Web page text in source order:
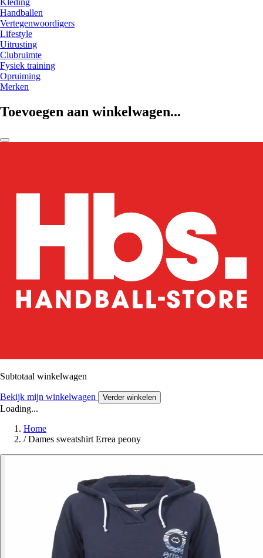
Kleding
Handballen
Vertegenwoordigers
Lifestyle
Uitrusting
Clubruimte
Fysiek training
Opruiming
Merken
Toevoegen aan winkelwagen...
Subtotaal winkelwagen
Bekijk mijn winkelwagen Verder winkelen
Loading...
Home
/ Dames sweatshirt Errea peony